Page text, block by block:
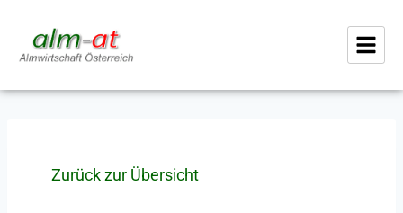
Zurück zur Übersicht